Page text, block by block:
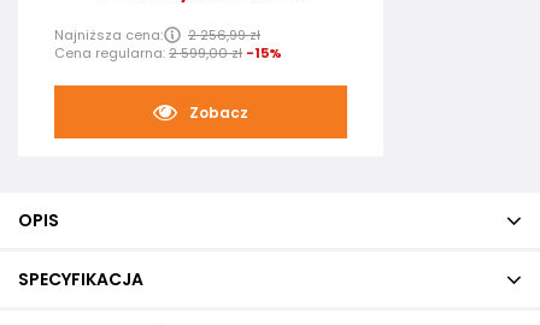
Najniższa cena:
2 256,99 zł
Cena regularna:2 599,00 zł -15%
Zobacz
OPIS
SPECYFIKACJA